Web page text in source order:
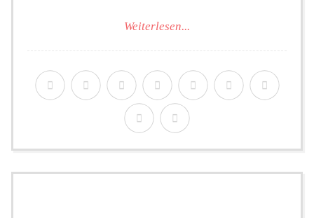
Weiterlesen...